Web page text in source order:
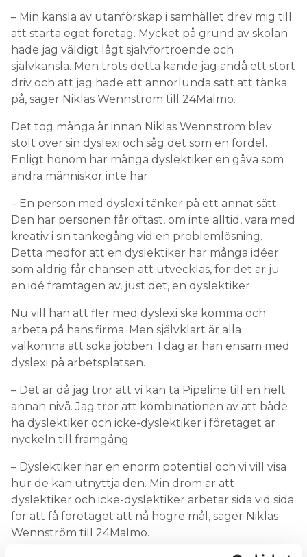
– Min känsla av utanförskap i samhället drev mig till
att starta eget företag. Mycket på grund av skolan
hade jag väldigt lågt självförtroende och
självkänsla. Men trots detta kände jag ändå ett stort
driv och att jag hade ett annorlunda sätt att tänka
på, säger Niklas Wennström till 24Malmö.
Det tog många år innan Niklas Wennström blev
stolt över sin dyslexi och såg det som en fördel.
Enligt honom har många dyslektiker en gåva som
andra människor inte har.
– En person med dyslexi tänker på ett annat sätt.
Den här personen får oftast, om inte alltid, vara med
kreativ i sin tankegång vid en problemlösning.
Detta medför att en dyslektiker har många idéer
som aldrig får chansen att utvecklas, för det är ju
en idé framtagen av, just det, en dyslektiker.
Nu vill han att fler med dyslexi ska komma och
arbeta på hans firma. Men självklart är alla
välkomna att söka jobben. I dag är han ensam med
dyslexi på arbetsplatsen.
– Det är då jag tror att vi kan ta Pipeline till en helt
annan nivå. Jag tror att kombinationen av att både
ha dyslektiker och icke-dyslektiker i företaget är
nyckeln till framgång.
– Dyslektiker har en enorm potential och vi vill visa
hur de kan utnyttja den. Min dröm är att
dyslektiker och icke-dyslektiker arbetar sida vid sida
för att få företaget att nå högre mål, säger Niklas
Wennström till 24Malmö.